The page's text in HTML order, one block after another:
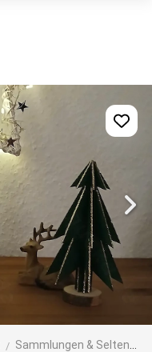
Sammlungen & Seltenes